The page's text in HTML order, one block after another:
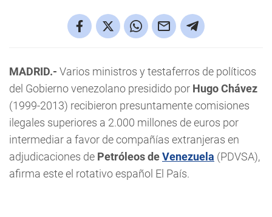
MADRID.- Varios ministros y testaferros de políticos
del Gobierno venezolano presidido por Hugo Chávez
(1999-2013) recibieron presuntamente comisiones
ilegales superiores a 2.000 millones de euros por
intermediar a favor de compañías extranjeras en
adjudicaciones de Petróleos deVenezuela (PDVSA),
afirma este el rotativo español El País.